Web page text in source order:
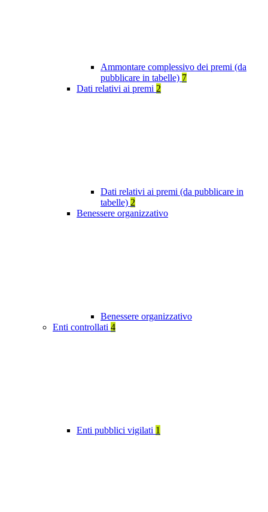
Ammontare complessivo dei premi (da
pubblicare in tabelle) 7
Dati relativi ai premi 2
Dati relativi ai premi (da pubblicare in
tabelle) 2
Benessere organizzativo
Benessere organizzativo
Enti controllati 4
Enti pubblici vigilati 1